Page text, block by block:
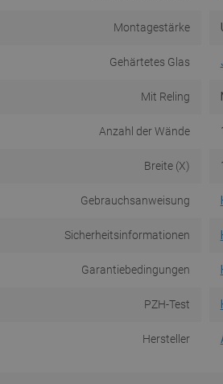
Montagestärke
Gehärtetes Glas
Mit Reling
Anzahl der Wände
Breite (X)
Gebrauchsanweisung
Sicherheitsinformationen
Garantiebedingungen
PZH-Test
Hersteller